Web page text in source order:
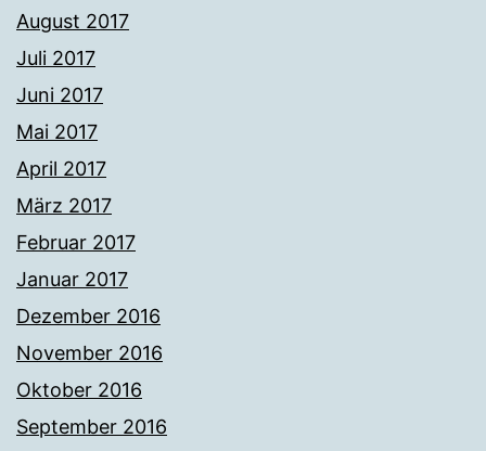
August 2017
Juli 2017
Juni 2017
Mai 2017
April 2017
März 2017
Februar 2017
Januar 2017
Dezember 2016
November 2016
Oktober 2016
September 2016